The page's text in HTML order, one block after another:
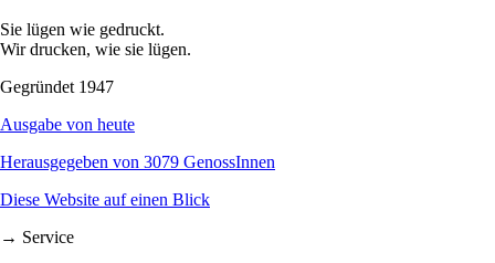
Sie lügen wie gedruckt.
Wir drucken, wie sie lügen.
Gegründet 1947
Ausgabe von heute
Herausgegeben von 3079 GenossInnen
Diese Website auf einen Blick
→ Service